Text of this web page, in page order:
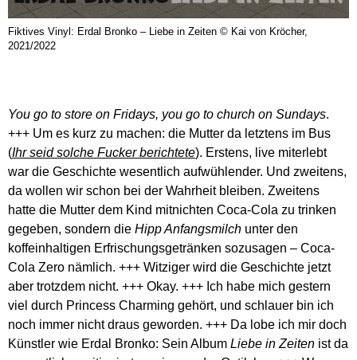
Fiktives Vinyl: Erdal Bronko – Liebe in Zeiten © Kai von Kröcher,
2021/2022
You go to store on Fridays, you go to church on Sundays.
+++ Um es kurz zu machen: die Mutter da letztens im Bus
(Ihr seid solche Fucker berichtete). Erstens, live miterlebt
war die Geschichte wesentlich aufwühlender. Und zweitens,
da wollen wir schon bei der Wahrheit bleiben. Zweitens
hatte die Mutter dem Kind mitnichten Coca-Cola zu trinken
gegeben, sondern die Hipp Anfangsmilch unter den
koffeinhaltigen Erfrischungsgetränken sozusagen – Coca-
Cola Zero nämlich. +++ Witziger wird die Geschichte jetzt
aber trotzdem nicht. +++ Okay. +++ Ich habe mich gestern
viel durch Princess Charming gehört, und schlauer bin ich
noch immer nicht draus geworden. +++ Da lobe ich mir doch
Künstler wie Erdal Bronko: Sein Album Liebe in Zeiten ist da